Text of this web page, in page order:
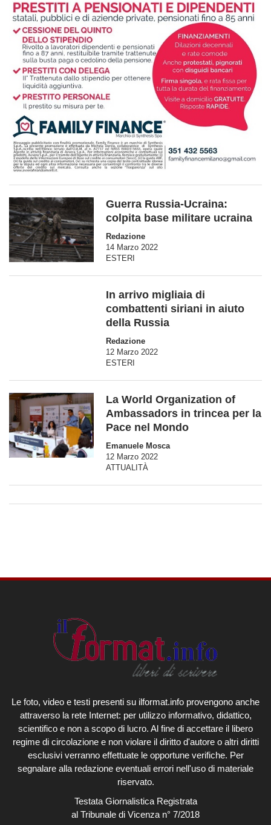
Guerra Russia-Ucraina:
colpita base militare ucraina
Redazione
14 Marzo 2022
ESTERI
In arrivo migliaia di
combattenti siriani in aiuto
della Russia
Redazione
12 Marzo 2022
ESTERI
La World Organization of
Ambassadors in trincea per la
Pace nel Mondo
Emanuele Mosca
12 Marzo 2022
ATTUALITÀ
Le foto, video e testi presenti su ilformat.info provengono anche
attraverso la rete Internet: per utilizzo informativo, didattico,
scientifico e non a scopo di lucro. Al fine di accettare il libero
regime di circolazione e non violare il diritto d'autore o altri diritti
esclusivi verranno effettuate le opportune verifiche. Per
segnalare alla redazione eventuali errori nell'uso di materiale
riservato.
Testata Giornalistica Registrata
al Tribunale di Vicenza n° 7/2018